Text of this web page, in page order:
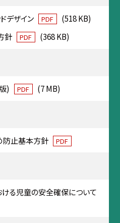
デザイン PDF
(518 KB)
針
PDF (368 KB)
) PDF (7 MB)
止基本方針 PDF
る児童の安全確保について